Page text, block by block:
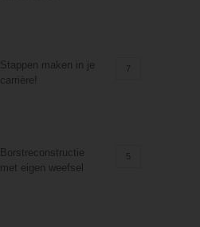
Stappen maken in je
carrière!
7
Borstreconstructie
met eigen weefsel
5